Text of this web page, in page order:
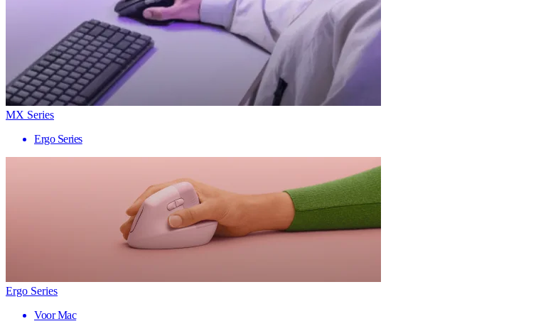
MX Series
Ergo Series
Ergo Series
Voor Mac